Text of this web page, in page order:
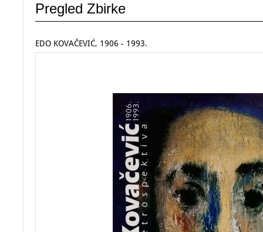
Pregled Zbirke
EDO KOVAČEVIĆ, 1906 - 1993.